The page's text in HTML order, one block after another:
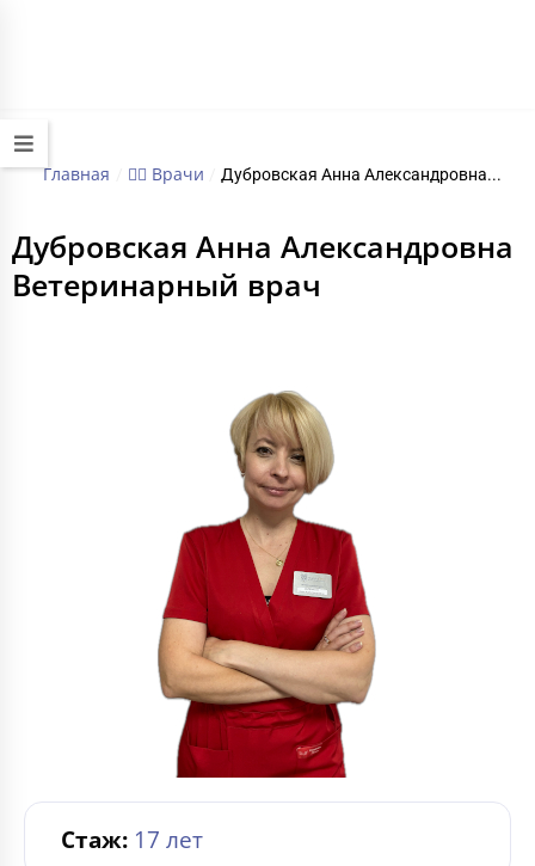
Главная 🧑‍⚕️ Врачи Дубровская Анна Александровна...
Дубровская Анна Александровна
Ветеринарный врач
Стаж: 17 лет